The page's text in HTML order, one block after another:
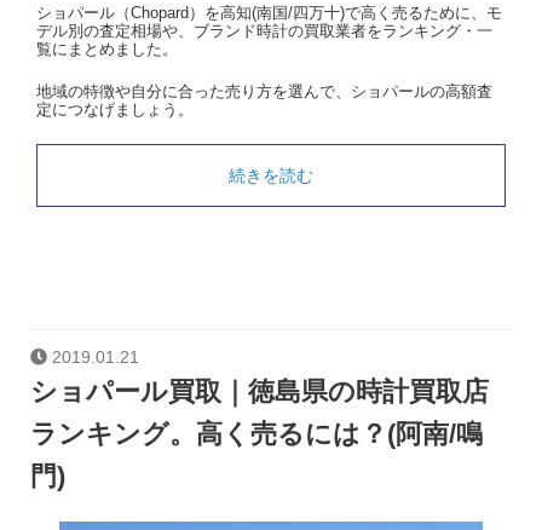
ショパール（Chopard）を高知(南国/四万十)で高く売るために、モ
デル別の査定相場や、ブランド時計の買取業者をランキング・一
覧にまとめました。
地域の特徴や自分に合った売り方を選んで、ショパールの高額査
定につなげましょう。
続きを読む
2019.01.21
ショパール買取｜徳島県の時計買取店
ランキング。高く売るには？(阿南/鳴
門)